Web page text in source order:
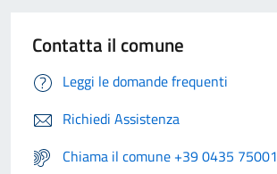
Contatta il comune
Leggi le domande frequenti
Richiedi Assistenza
Chiama il comune +39 0435 75001